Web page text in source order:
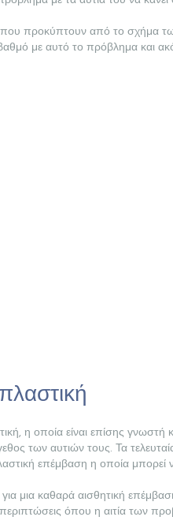
προκύπτουν από το σχήμα των
με αυτό το πρόβλημα και
η οποία είναι επίσης γνωστή
των αυτιών τους. Τα
επέμβαση η οποία
για μια καθαρά αισθητική
όπου η αιτία των